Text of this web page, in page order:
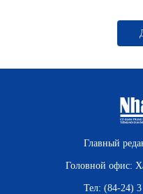
Главный
Головной офис:
Тел: (84-24)